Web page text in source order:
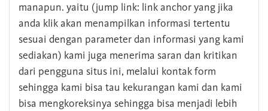
manapun. yaitu (jump link: link anchor yang jika
anda klik akan menampilkan informasi tertentu
sesuai dengan parameter dan informasi yang kami
sediakan) kami juga menerima saran dan kritikan
dari pengguna situs ini, melalui kontak form
sehingga kami bisa tau kekurangan kami dan kami
bisa mengkoreksinya sehingga bisa menjadi lebih